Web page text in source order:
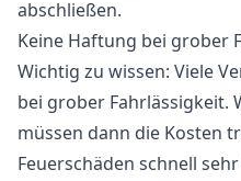
abschließen.
Keine Haftung bei grober
Wichtig zu wissen: Viele
bei grober Fahrlässigkeit.
müssen dann die Kosten
Feuerschäden schnell